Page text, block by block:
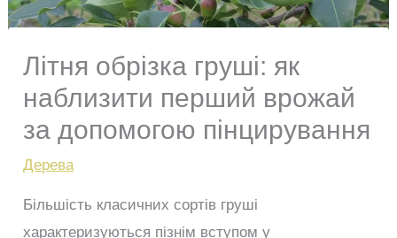
Літня обрізка груші: як
наблизити перший врожай
за допомогою пінцирування
Дерева
Більшість класичних сортів груші
характеризуються пізнім вступом у